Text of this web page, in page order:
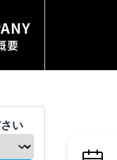
要
い